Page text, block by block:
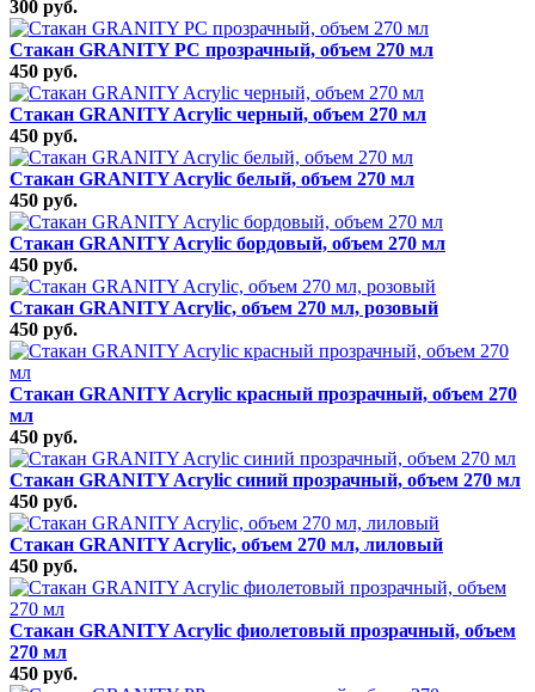
300 руб.
Стакан GRANITY РС прозрачный, объем 270 мл
450 руб.
Стакан GRANITY Acrylic черный, объем 270 мл
450 руб.
Стакан GRANITY Acrylic белый, объем 270 мл
450 руб.
Стакан GRANITY Acrylic бордовый, объем 270 мл
450 руб.
Стакан GRANITY Acrylic, объем 270 мл, розовый
450 руб.
Стакан GRANITY Acrylic красный прозрачный, объем 270
мл
450 руб.
Стакан GRANITY Acrylic синий прозрачный, объем 270 мл
450 руб.
Стакан GRANITY Acrylic, объем 270 мл, лиловый
450 руб.
Стакан GRANITY Acrylic фиолетовый прозрачный, объем
270 мл
450 руб.